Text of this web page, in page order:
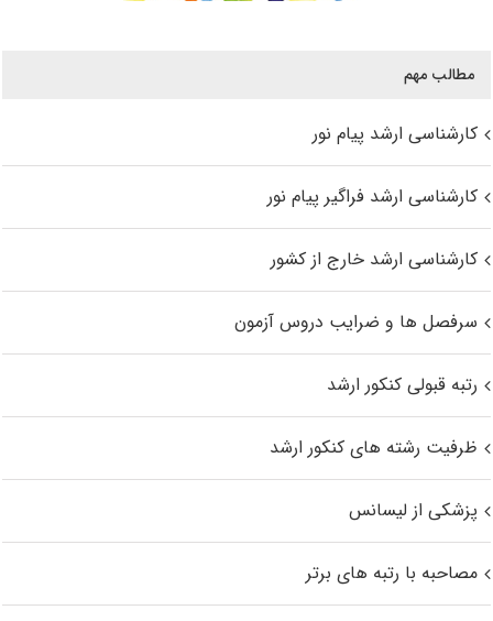
مطالب مهم
کارشناسی ارشد پیام نور
کارشناسی ارشد فراگیر پیام نور
کارشناسی ارشد خارج از کشور
سرفصل ها و ضرایب دروس آزمون
رتبه قبولی کنکور ارشد
ظرفیت رشته های کنکور ارشد
پزشکی از لیسانس
مصاحبه با رتبه های برتر